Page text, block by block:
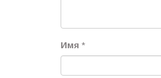
Имя *